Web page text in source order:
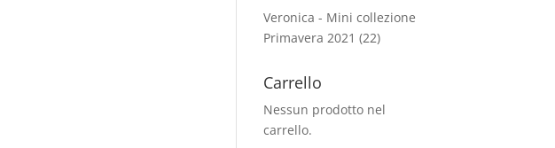
Veronica - Mini collezione
Primavera 2021 (22)
Carrello
Nessun prodotto nel
carrello.